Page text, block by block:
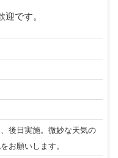
です。
後日実施。微妙な天気の
お願いします。